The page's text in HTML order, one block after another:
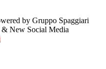
by Gruppo Spaggiari
New Social Media